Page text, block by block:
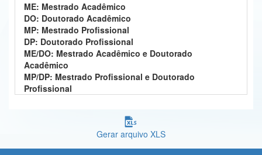
Ministério da Mulher, da Família e dos Direitos Humanos
Secretaria-Geral
Secretaria de Governo
Gabinete de Segurança Institucional
ME: Mestrado Acadêmico
DO: Doutorado Acadêmico
MP: Mestrado Profissional
DP: Doutorado Profissional
ME/DO: Mestrado Acadêmico e Doutorado
Acadêmico
MP/DP: Mestrado Profissional e Doutorado
Profissional
Gerar arquivo XLS